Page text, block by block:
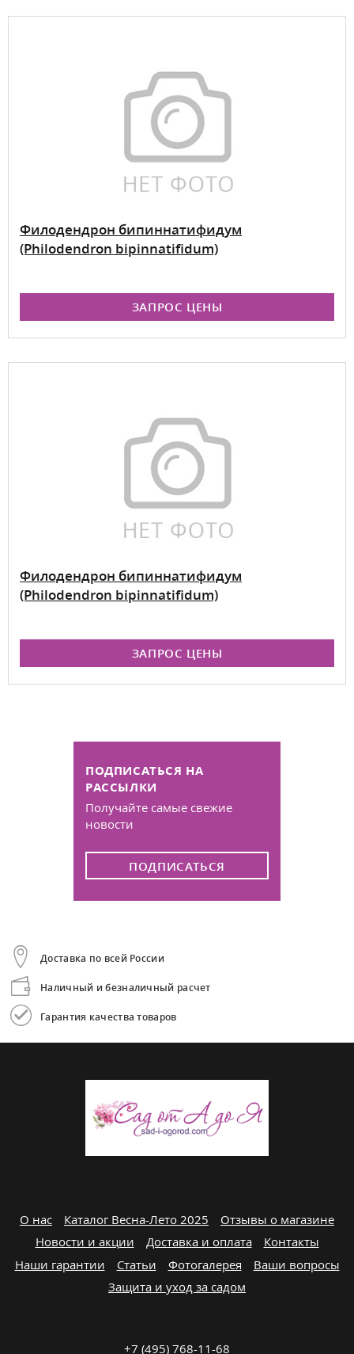
Филодендрон бипиннатифидум
(Philodendron bipinnatifidum)
ЗАПРОС ЦЕНЫ
Филодендрон бипиннатифидум
(Philodendron bipinnatifidum)
ЗАПРОС ЦЕНЫ
ПОДПИСАТЬСЯ НА
РАССЫЛКИ
Получайте самые свежие
новости
ПОДПИСАТЬСЯ
Доставка по всей России
Наличный и безналичный расчет
Гарантия качества товаров
О нас Каталог Весна-Лето 2025
Отзывы о магазине
Новости и акции
Доставка и оплата
Контакты
Наши гарантии
Статьи Фотогалерея
Ваши вопросы
Защита и уход за садом
+7 (495) 768-11-68